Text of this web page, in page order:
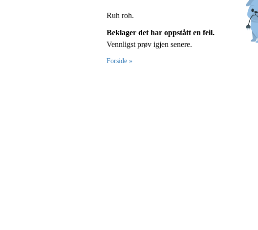
Ruh roh.
Beklager det har oppstått en feil.
Vennligst prøv igjen senere.
Forside »